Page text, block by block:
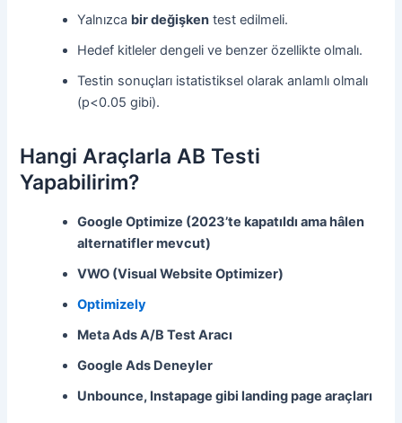
Yalnızca bir değişken test edilmeli.
Hedef kitleler dengeli ve benzer özellikte olmalı.
Testin sonuçları istatistiksel olarak anlamlı olmalı
(p<0.05 gibi).
Hangi Araçlarla AB Testi
Yapabilirim?
Google Optimize (2023’te kapatıldı ama hâlen
alternatifler mevcut)
VWO (Visual Website Optimizer)
Optimizely
Meta Ads A/B Test Aracı
Google Ads Deneyler
Unbounce, Instapage gibi landing page araçları